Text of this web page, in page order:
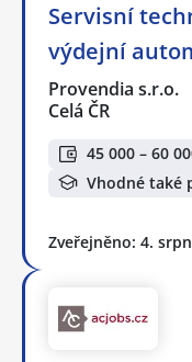
Servisní
výdejní
Provendia s.r.o.
Celá ČR
45 000 – 60
Vhodné také
Zveřejněno: 4.